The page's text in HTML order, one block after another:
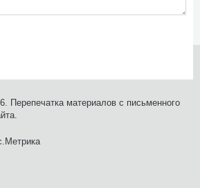
Перепечатка материалов с письменного